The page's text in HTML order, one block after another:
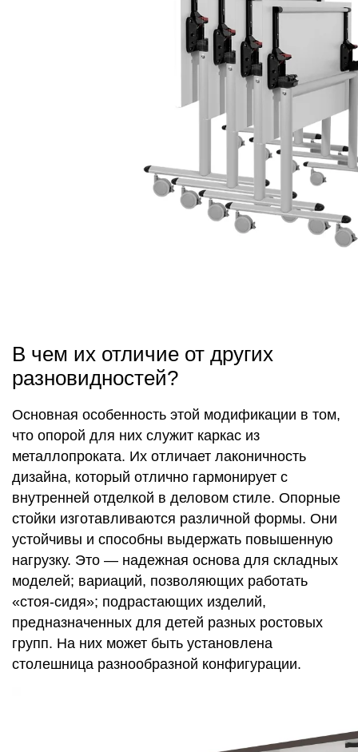
В чем их отличие от других
разновидностей?
Основная особенность этой модификации в том,
что опорой для них служит каркас из
металлопроката. Их отличает лаконичность
дизайна, который отлично гармонирует с
внутренней отделкой в деловом стиле. Опорные
стойки изготавливаются различной формы. Они
устойчивы и способны выдержать повышенную
нагрузку. Это ― надежная основа для складных
моделей; вариаций, позволяющих работать
«стоя-сидя»; подрастающих изделий,
предназначенных для детей разных ростовых
групп. На них может быть установлена
столешница разнообразной конфигурации.